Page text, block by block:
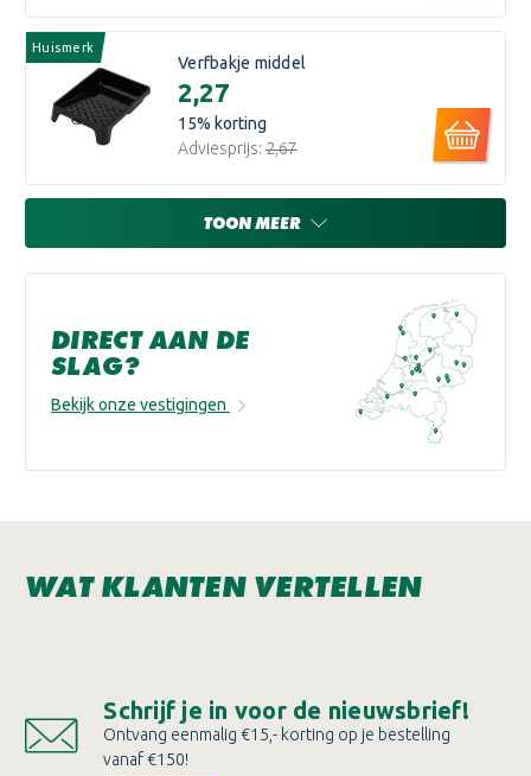
Huismerk
Verfbakje middel
€2,27
15% korting
Adviesprijs: €2,67
TOON MEER
DIRECT AAN DE
SLAG?
Bekijk onze vestigingen
WAT KLANTEN VERTELLEN
Schrijf je in voor de nieuwsbrief!
Ontvang eenmalig €15,- korting op je bestelling
vanaf €150!